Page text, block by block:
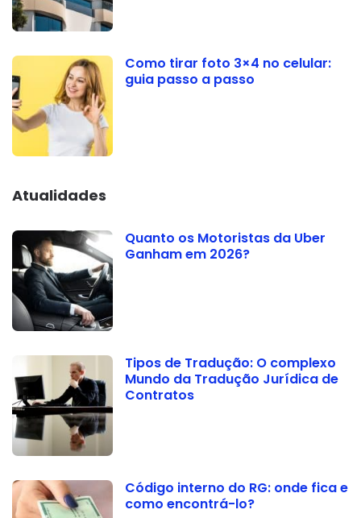
Como tirar foto 3×4 no celular:
guia passo a passo
Atualidades
Quanto os Motoristas da Uber
Ganham em 2026?
Tipos de Tradução: O complexo
Mundo da Tradução Jurídica de
Contratos
Código interno do RG: onde fica e
como encontrá-lo?